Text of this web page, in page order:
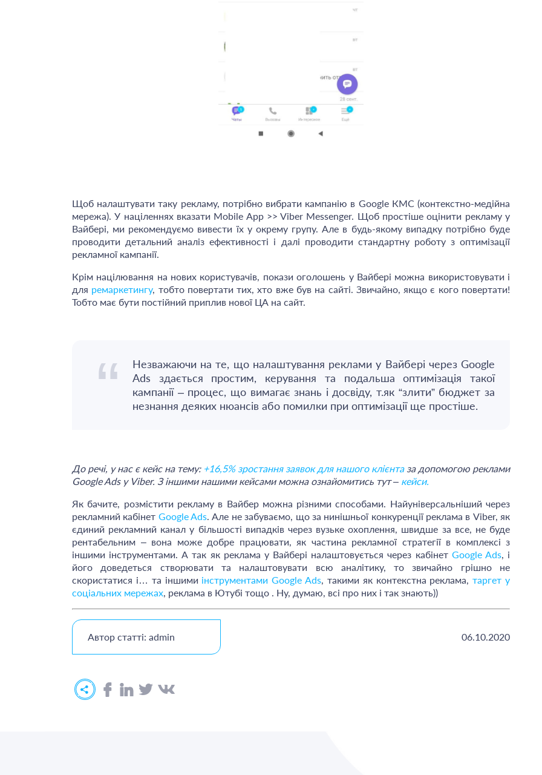
Щоб налаштувати таку рекламу, потрібно вибрати кампанію в Google КМС (контекстно-медійна
мережа). У націленнях вказати Mobile App >> Viber Messenger. Щоб простіше оцінити рекламу у
Вайбері, ми рекомендуємо вивести їх у окрему групу. Але в будь-якому випадку потрібно буде
проводити детальний аналіз ефективності і далі проводити стандартну роботу з оптимізації
рекламної кампанії.
Крім націлювання на нових користувачів, покази оголошень у Вайбері можна використовувати і
для ремаркетингу, тобто повертати тих, хто вже був на сайті. Звичайно, якщо є кого повертати!
Тобто має бути постійний приплив нової ЦА на сайт.
Незважаючи на те, що налаштування реклами у Вайбері через Google
Ads здається простим, керування та подальша оптимізація такої
кампанії – процес, що вимагає знань і досвіду, т.як “злити” бюджет за
незнання деяких нюансів або помилки при оптимізації ще простіше.
До речі, у нас є кейс на тему: +16,5% зростання заявок для нашого клієнтаза допомогою реклами
Google Ads у Viber. З іншими нашими кейсами можна ознайомитись тут – кейси.
Як бачите, розмістити рекламу в Вайбер можна різними способами. Найуніверсальніший через
рекламний кабінет Google Ads. Але не забуваємо, що за нинішньої конкуренції реклама в Viber, як
єдиний рекламний канал у більшості випадків через вузьке охоплення, швидше за все, не буде
рентабельним – вона може добре працювати, як частина рекламної стратегії в комплексі з
іншими інструментами. А так як реклама у Вайбері налаштовується через кабінет Google Ads, і
його доведеться створювати та налаштовувати всю аналітику, то звичайно грішно не
скористатися і… та іншими інструментами Google Ads, такими як контекстна реклама,таргет у
соціальних мережах, реклама в Ютубі тощо . Ну, думаю, всі про них і так знають))
Автор статті: admin 06.10.2020